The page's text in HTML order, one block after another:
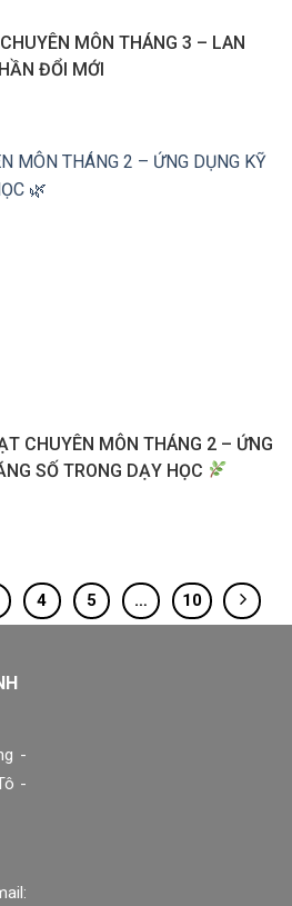
MÔN THÁNG 3 – LAN
ĐỔI MỚI
CHUYÊN MÔN THÁNG 2 – ỨNG
SỐ TRONG DẠY HỌC
4 5 … 10
-
-